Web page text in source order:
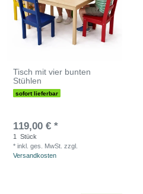
Tisch mit vier bunten
Stühlen
sofort lieferbar
119,00 € *
1
Stück
*inkl. ges. MwSt. zzgl.
Versandkosten